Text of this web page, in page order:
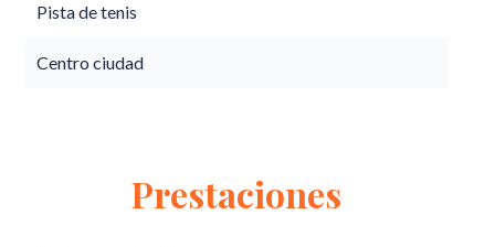
Pista de tenis
Centro ciudad
Prestaciones